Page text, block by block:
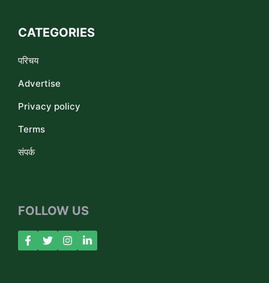
CATEGORIES
परिचय
Advertise
Privacy policy
Terms
संपर्क
FOLLOW US